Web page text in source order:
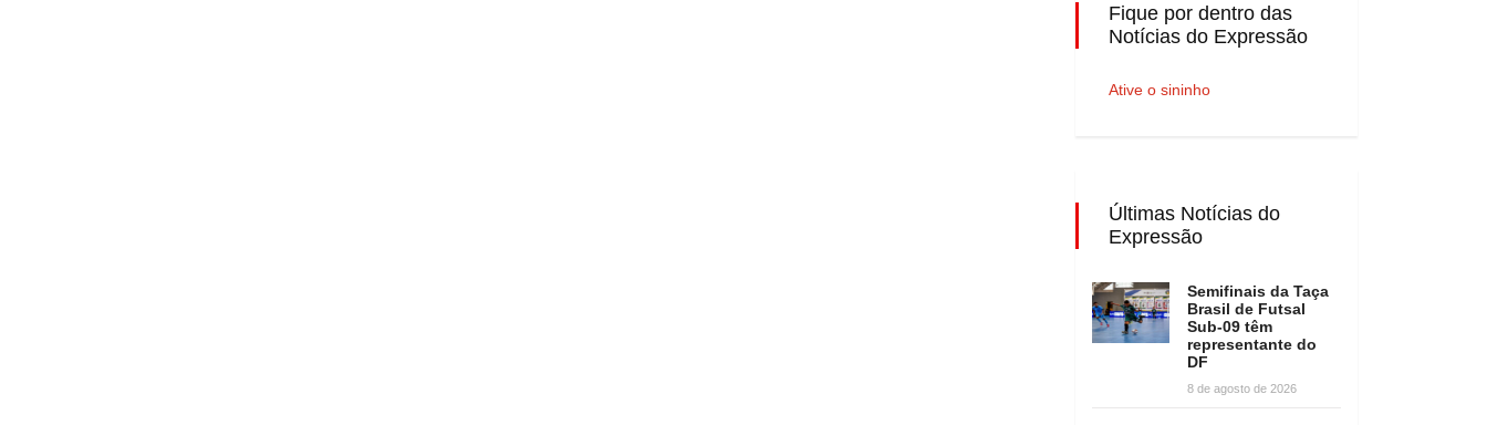
Fique por dentro das
Notícias do Expressão
Ative o sininho
Últimas Notícias do
Expressão
Semifinais da Taça
Brasil de Futsal
Sub-09 têm
representante do
DF
8 de agosto de 2026